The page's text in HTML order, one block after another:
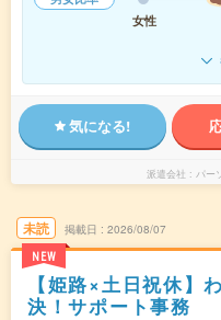
女性
気になる!
派遣会社 パー
未読
NEW
掲載日 2026/08/07
【姫路×土日祝休】
決！サポート事務